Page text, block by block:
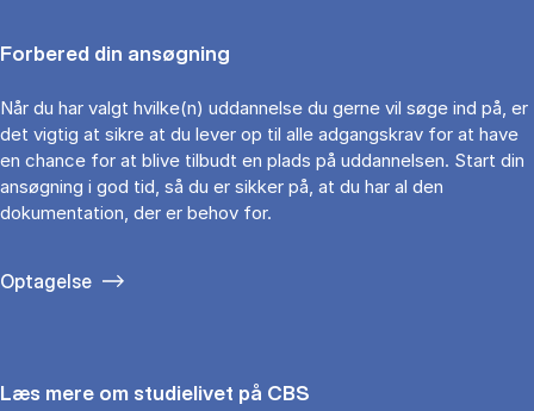
Forbered din ansøgning
Når du har valgt hvilke(n) uddannelse du gerne vil søge ind på, er
det vigtig at sikre at du lever op til alle adgangskrav for at have
en chance for at blive tilbudt en plads på uddannelsen. Start din
ansøgning i god tid, så du er sikker på, at du har al den
dokumentation, der er behov for.
Optagelse
Læs mere om studielivet på CBS